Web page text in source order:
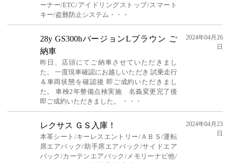
ーナー/ETC/アイドリングストップ/スマート
キー/盗難防止システム・・・
28y GS300hバージョンLブラウン ご
納車
昨日、店頭にてご納車させていただきまし
た。 一度現車確認にお越しいただき 試乗走行
＆車両状態を確認後 即ご成約いただきまし
た。 車検2年整備点検実施 名義変更完了後
即ご成約いただきました。 ・・・
2024年04月26
日
レクサス ＧＳ入庫！
本革シート/キーレスエントリー/ＡＢＳ/運転
席エアバック/助手席エアバック/サイドエア
バック/カーテンエアバック/メモリーナビ他/
2024年04月23
日